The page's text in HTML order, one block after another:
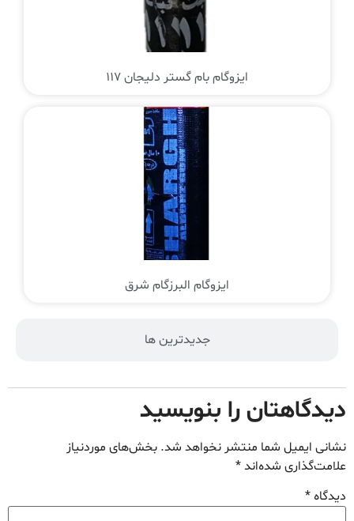
جدیدترین ها
ایزوگام بام گستر دلیجان 117
ایزوگام البرزگام شرق
دیدگاهتان را بنویسید
نشانی ایمیل شما منتشر نخواهد شد. بخش‌های موردنیاز
علامت‌گذاری شده‌اند*
دیدگاه*